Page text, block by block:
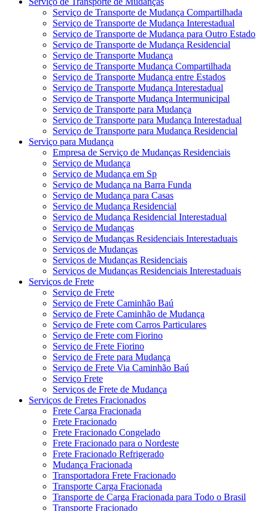
Serviço de Transporte de Mudança Compartilhada
Serviço de Transporte de Mudança Interestadual
Serviço de Transporte de Mudança para Outro Estado
Serviço de Transporte de Mudança Residencial
Serviço de Transporte Mudança
Serviço de Transporte Mudança Compartilhada
Serviço de Transporte Mudança entre Estados
Serviço de Transporte Mudança Interestadual
Serviço de Transporte Mudança Intermunicipal
Serviço de Transporte para Mudança
Serviço de Transporte para Mudança Interestadual
Serviço de Transporte para Mudança Residencial
Serviço para Mudança
Empresa de Serviço de Mudanças Residenciais
Serviço de Mudança
Serviço de Mudança em Sp
Serviço de Mudança na Barra Funda
Serviço de Mudança para Casas
Serviço de Mudança Residencial
Serviço de Mudança Residencial Interestadual
Serviço de Mudanças
Serviço de Mudanças Residenciais Interestaduais
Serviços de Mudanças
Serviços de Mudanças Residenciais
Serviços de Mudanças Residenciais Interestaduais
Serviços de Frete
Serviço de Frete
Serviço de Frete Caminhão Baú
Serviço de Frete Caminhão de Mudança
Serviço de Frete com Carros Particulares
Serviço de Frete com Fiorino
Serviço de Frete Fiorino
Serviço de Frete para Mudança
Serviço de Frete Via Caminhão Baú
Serviço Frete
Serviços de Frete de Mudança
Serviços de Fretes Fracionados
Frete Carga Fracionada
Frete Fracionado
Frete Fracionado Congelado
Frete Fracionado para o Nordeste
Frete Fracionado Refrigerado
Mudança Fracionada
Transportadora Frete Fracionado
Transporte Carga Fracionada
Transporte de Carga Fracionada para Todo o Brasil
Transporte Fracionado